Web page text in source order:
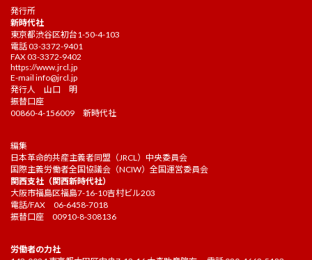
発行所
新時代社
東京都渋谷区初台1-50-4-103
電話 03-3372-9401
FAX 03-3372-9402
https://www.jrcl.jp
E-mail info@jrcl.jp
発行人 山口 明
振替口座
00860-4-156009 新時代社
編集
日本革命的共産主義者同盟（JRCL）中央委員会
国際主義労働者全国協議会（NCIW）全国運営委員会
関西支社（関西新時代社）
大阪市福島区福島7-16-10吉村ビル203
電話/FAX 06-6458-7018
振替口座 00910-8-308136
労働者の力社